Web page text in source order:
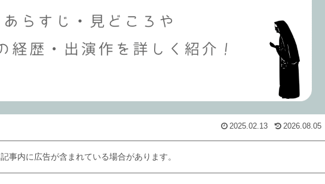
2025.02.13 2026.08.05
記事内に広告が含まれている場合があります。